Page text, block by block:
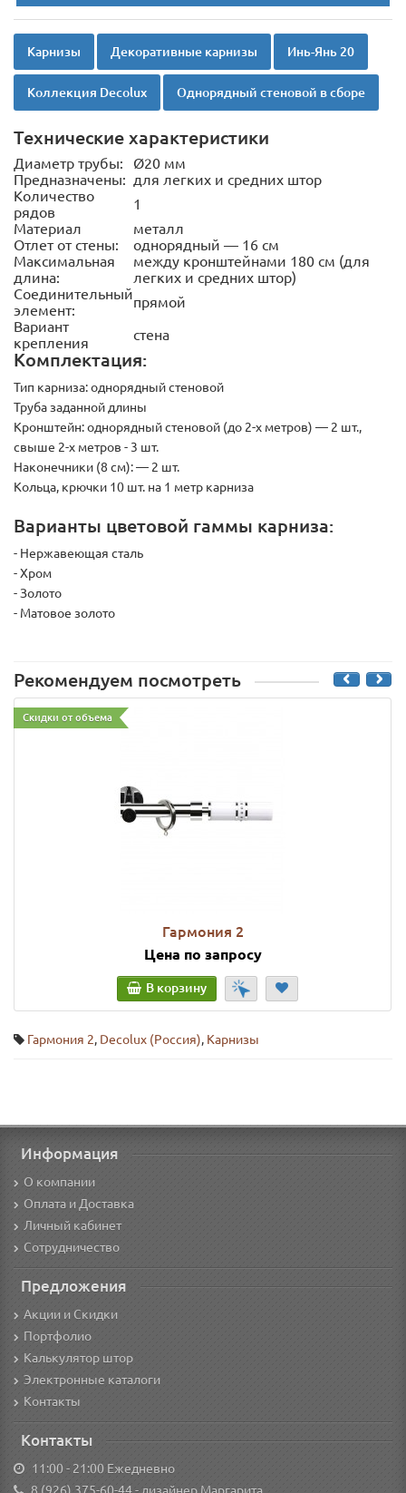
Карнизы Декоративные карнизы Инь-Янь 20
Коллекция Decolux Однорядный стеновой в сборе
Технические характеристики
Диаметр трубы:
Ø20 мм
Предназначены: для легких и средних штор
Количество
рядов
1
Материал
металл
Отлет от стены:
однорядный — 16 см
Максимальная
длина:
между кронштейнами 180 см (для
легких и средних штор)
Соединительный
элемент:
прямой
Вариант
крепления
стена
Комплектация:
Тип карниза:однорядный стеновой
Труба заданной длины
Кронштейн:однорядный стеновой (до 2-х метров) — 2 шт.,
свыше 2-х метров - 3 шт.
Наконечники (8 см):— 2 шт.
Кольца, крючки 10 шт. на 1 метр карниза
Варианты цветовой гаммы карниза:
- Нержавеющая сталь
- Хром
- Золото
- Матовое золото
Рекомендуем посмотреть
Скидки от объема
Гармония 2
Цена по запросу
В корзину
Гармония 2, Decolux (Россия), Карнизы
Информация
О компании
Оплата и Доставка
Личный кабинет
Сотрудничество
Предложения
Акции и Скидки
Портфолио
Калькулятор штор
Электронные каталоги
Контакты
Контакты
11:00 - 21:00 Ежедневно